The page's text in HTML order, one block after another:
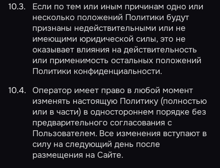
Если по тем или иным причинам одно или
несколько положений Политики будут
признаны недействительными или не
имеющими юридической силы, это не
оказывает влияния на действительность
или применимость остальных положений
Политики конфиденциальности.
Оператор имеет право в любой момент
изменять настоящую Политику (полностью
или в части) в одностороннем порядке без
предварительного согласования с
Пользователем. Все изменения вступают в
силу на следующий день после
размещения на Сайте.